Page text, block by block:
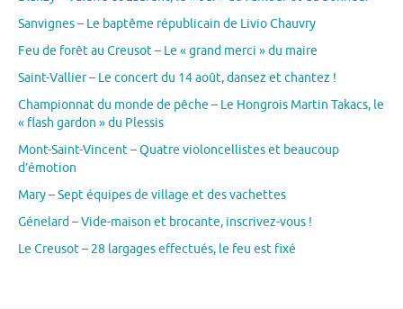
Sanvignes – Le baptême républicain de Livio Chauvry
Feu de forêt au Creusot – Le « grand merci » du maire
Saint-Vallier – Le concert du 14 août, dansez et chantez !
Championnat du monde de pêche – Le Hongrois Martin Takacs, le
« flash gardon » du Plessis
Mont-Saint-Vincent – Quatre violoncellistes et beaucoup
d’émotion
Mary – Sept équipes de village et des vachettes
Génelard – Vide-maison et brocante, inscrivez-vous !
Le Creusot – 28 largages effectués, le feu est fixé